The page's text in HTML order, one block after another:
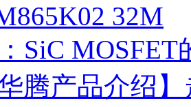
32M
SiC
华腾产品介绍